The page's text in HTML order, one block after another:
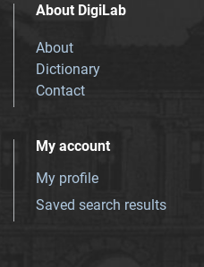
About DigiLab
About
Dictionary
Contact
My account
My profile
Saved search results